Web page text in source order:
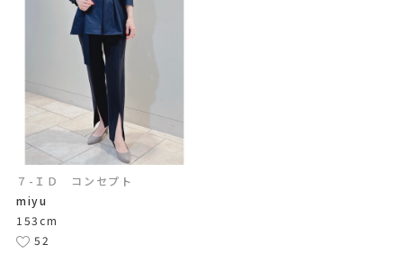
７-ＩＤ コンセプト
miyu
153cm
52